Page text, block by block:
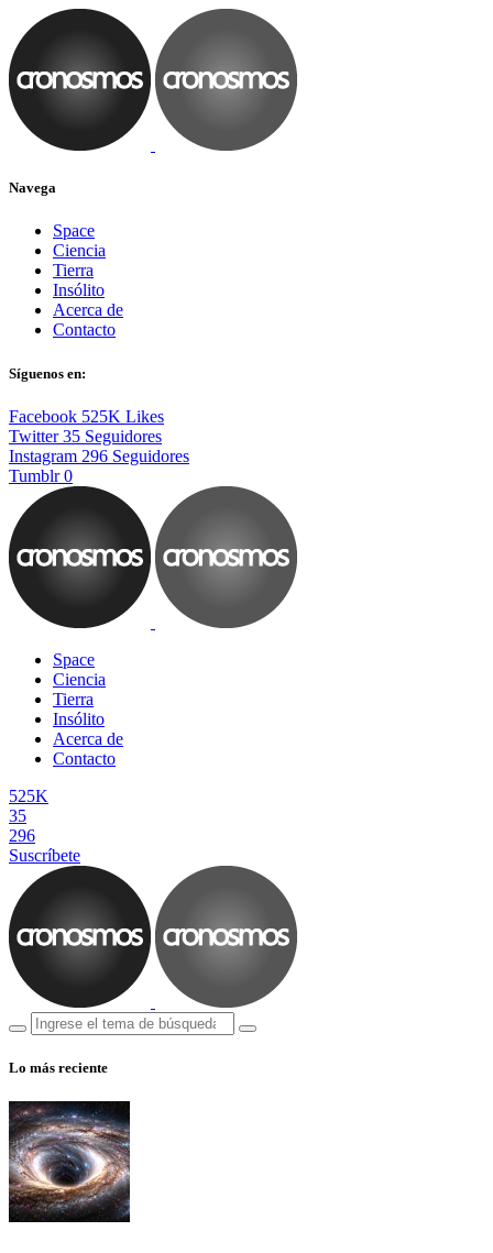
Navega
Space
Ciencia
Tierra
Insólito
Acerca de
Contacto
Síguenos en:
Facebook 525K Likes
Twitter 35 Seguidores
Instagram 296 Seguidores
Tumblr 0
Space
Ciencia
Tierra
Insólito
Acerca de
Contacto
525K
35
296
Suscríbete
Lo más reciente